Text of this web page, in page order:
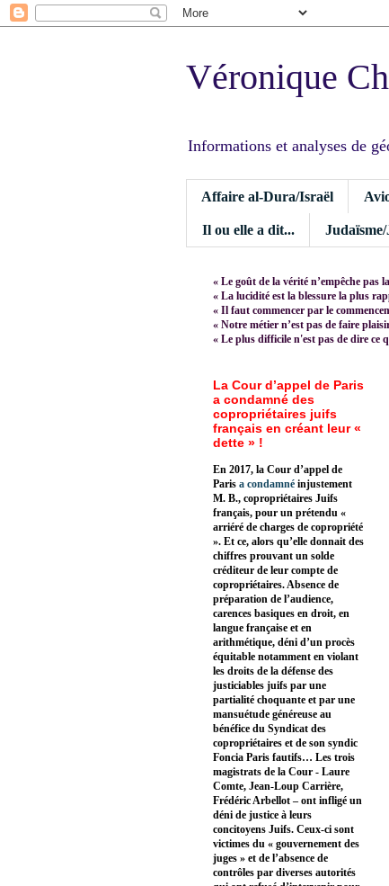
Véronique
Informations et analyses de
Affaire al-Dura/Israël
Il ou elle a dit...
« Le goût de la vérité n’empêche
« La lucidité est la blessure la plus
« Il faut commencer par le
« Notre métier n’est pas de faire
« Le plus difficile n'est pas de dire ce
La Cour d’appel de Paris
a condamné des
copropriétaires juifs
français en créant leur «
dette » !
En 2017, la Cour d’appel de
Paris a condamné injustement
M. B., copropriétaires Juifs
français, pour un prétendu «
arriéré de charges de copropriété
». Et ce, alors qu’elle donnait des
chiffres prouvant un solde
créditeur de leur compte de
copropriétaires. Absence de
préparation de l’audience,
carences basiques en droit, en
langue française et en
arithmétique, déni d’un procès
équitable notamment en violant
les droits de la défense des
justiciables juifs par une
partialité choquante et par une
mansuétude généreuse au
bénéfice du Syndicat des
copropriétaires et de son syndic
Foncia Paris fautifs… Les trois
magistrats de la Cour - Laure
Comte, Jean-Loup Carrière,
Frédéric Arbellot – ont infligé un
déni de justice à leurs
concitoyens Juifs. Ceux-ci sont
victimes du « gouvernement des
juges » et de l’absence de
contrôles par diverses autorités